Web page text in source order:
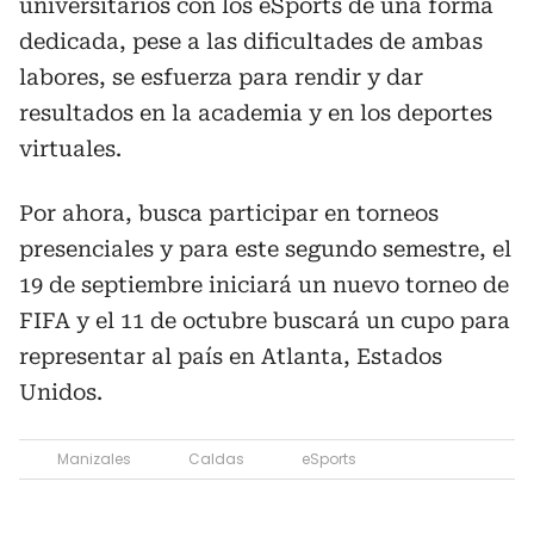
universitarios con los eSports de una forma
dedicada, pese a las dificultades de ambas
labores, se esfuerza para rendir y dar
resultados en la academia y en los deportes
virtuales.
Por ahora, busca participar en torneos
presenciales y para este segundo semestre, el
19 de septiembre iniciará un nuevo torneo de
FIFA y el 11 de octubre buscará un cupo para
representar al país en Atlanta, Estados
Unidos.
Manizales Caldas eSports